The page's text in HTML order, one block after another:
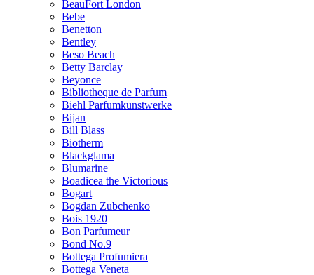
BeauFort London
Bebe
Benetton
Bentley
Beso Beach
Betty Barclay
Beyonce
Bibliotheque de Parfum
Biehl Parfumkunstwerke
Bijan
Bill Blass
Biotherm
Blackglama
Blumarine
Boadicea the Victorious
Bogart
Bogdan Zubchenko
Bois 1920
Bon Parfumeur
Bond No.9
Bottega Profumiera
Bottega Veneta